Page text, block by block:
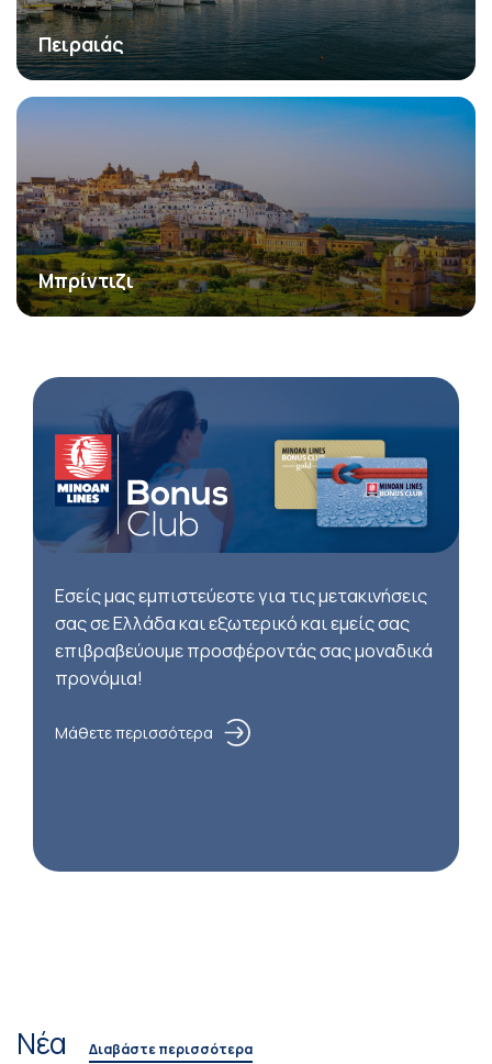
Πειραιάς
Μπρίντιζι
Εσείς μας εμπιστεύεστε για τις μετακινήσεις
σας σε Ελλάδα και εξωτερικό και εμείς σας
επιβραβεύουμε προσφέροντάς σας μοναδικά
προνόμια!
Μάθετε περισσότερα
Νέα Διαβάστε περισσότερα